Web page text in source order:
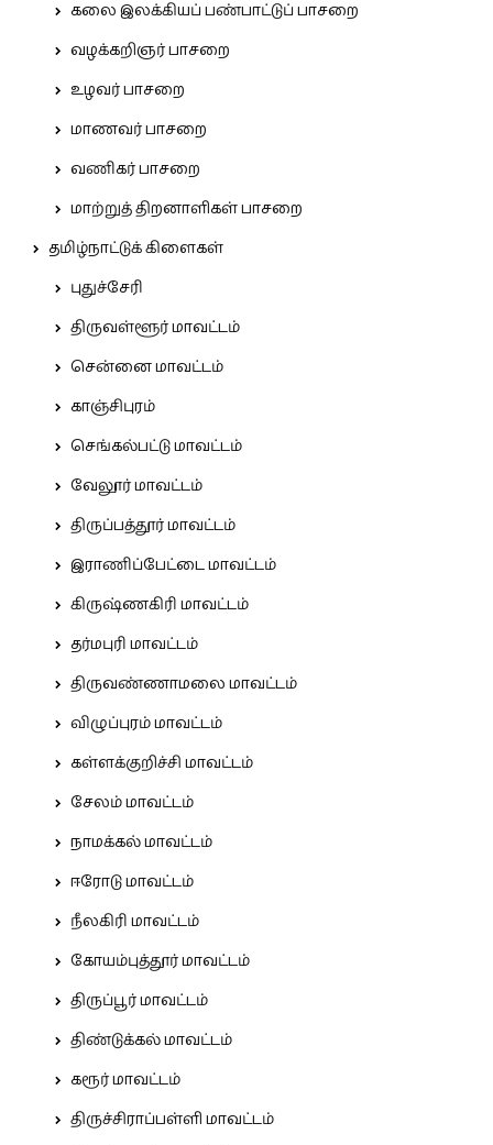
கலை இலக்கியப் பண்பாட்டுப் பாசறை
வழக்கறிஞர் பாசறை
உழவர் பாசறை
மாணவர் பாசறை
வணிகர் பாசறை
மாற்றுத் திறனாளிகள் பாசறை
தமிழ்நாட்டுக் கிளைகள்
புதுச்சேரி
திருவள்ளூர் மாவட்டம்
சென்னை மாவட்டம்
காஞ்சிபுரம்
செங்கல்பட்டு மாவட்டம்
வேலூர் மாவட்டம்
திருப்பத்தூர் மாவட்டம்
இராணிப்பேட்டை மாவட்டம்
கிருஷ்ணகிரி மாவட்டம்
தர்மபுரி மாவட்டம்
திருவண்ணாமலை மாவட்டம்
விழுப்புரம் மாவட்டம்
கள்ளக்குறிச்சி மாவட்டம்
சேலம் மாவட்டம்
நாமக்கல் மாவட்டம்
ஈரோடு மாவட்டம்
நீலகிரி மாவட்டம்
கோயம்புத்தூர் மாவட்டம்
திருப்பூர் மாவட்டம்
திண்டுக்கல் மாவட்டம்
கரூர் மாவட்டம்
திருச்சிராப்பள்ளி மாவட்டம்